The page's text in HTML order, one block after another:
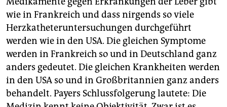
wie in Frankreich und dass nirgends so viele
Herzkatheteruntersuchungen durchgeführt
werden wie in den USA. Die gleichen Symptome
werden in Frankreich so und in Deutschland ganz
anders gedeutet. Die gleichen Krankheiten werden
in den USA so und in Großbritannien ganz anders
behandelt. Payers Schlussfolgerung lautete: Die